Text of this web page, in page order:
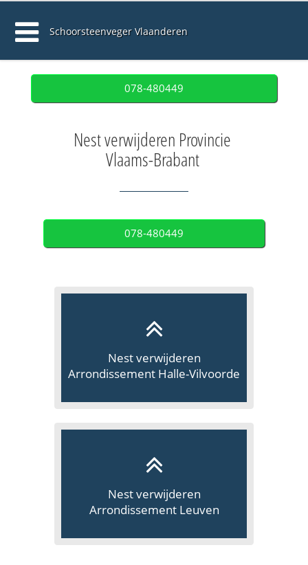
Schoorsteenveger Vlaanderen
078-480449
Nest verwijderen Provincie
Vlaams-Brabant
078-480449
Nest verwijderen
Arrondissement Halle-Vilvoorde
Nest verwijderen
Arrondissement Leuven